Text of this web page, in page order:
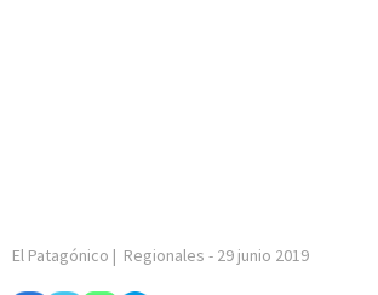
El Patagónico | Regionales - 29 junio 2019